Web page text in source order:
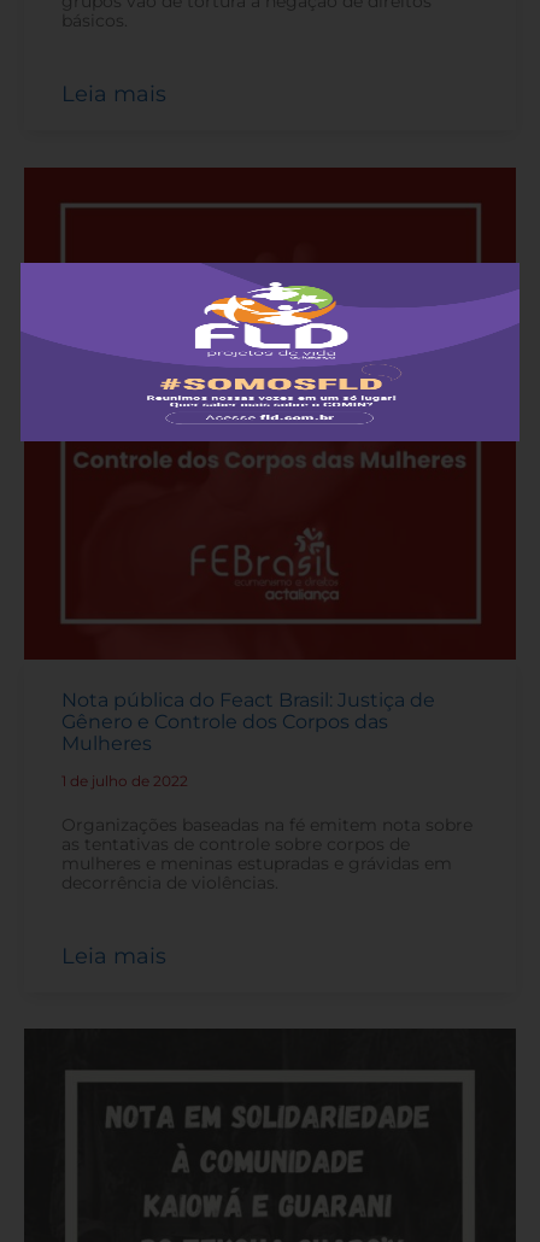
básicos.
Leia mais
Nota pública do Feact Brasil: Justiça de
Gênero e Controle dos Corpos das
Mulheres
1 de julho de 2022
Organizações baseadas na fé emitem nota sobre
as tentativas de controle sobre corpos de
mulheres e meninas estupradas e grávidas em
decorrência de violências.
Leia mais